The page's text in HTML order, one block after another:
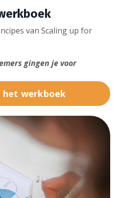
van Scaling up for
gingen je voor
het werkboek